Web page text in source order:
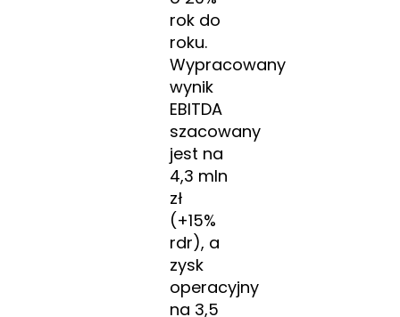
rok do
roku.
Wypracowany
wynik
EBITDA
szacowany
jest na
4,3 mln
zł
(+15%
rdr), a
zysk
operacyjny
na 3,5